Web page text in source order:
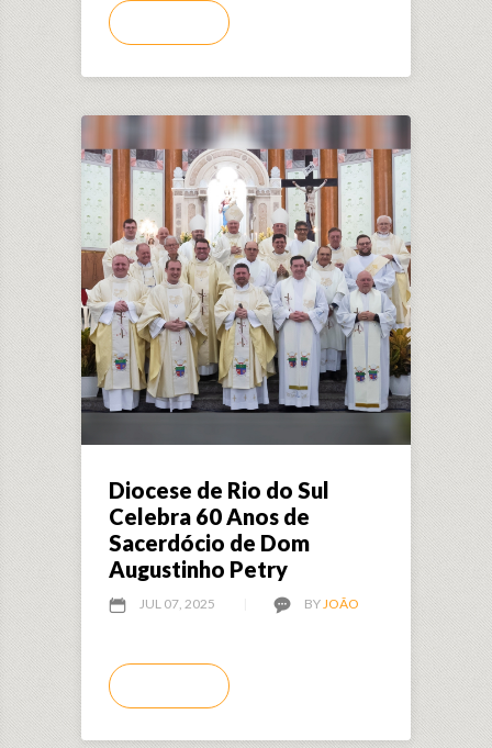
Diocese de Rio do Sul
Celebra 60 Anos de
Sacerdócio de Dom
Augustinho Petry
JUL 07, 2025 BY JOÃO